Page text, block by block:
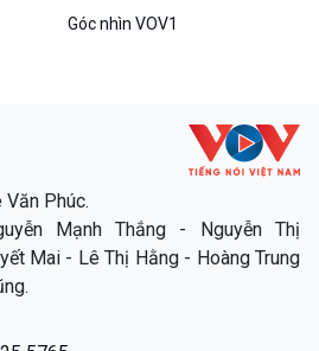
Chuyện đêm
Góc nhìn VOV1
Văn Phúc.
Mạnh Thắng - Nguyễn Thị
Mai - Lê Thị Hằng - Hoàng Trung